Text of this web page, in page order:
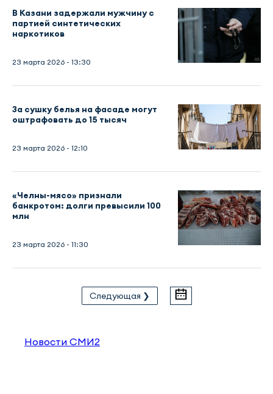
В Казани задержали мужчину с
партией синтетических
наркотиков
23 марта 2026 - 13:30
За сушку белья на фасаде могут
оштрафовать до 15 тысяч
23 марта 2026 - 12:10
«Челны-мясо» признали
банкротом: долги превысили 100
млн
23 марта 2026 - 11:30
Следующая ❯
Новости СМИ2